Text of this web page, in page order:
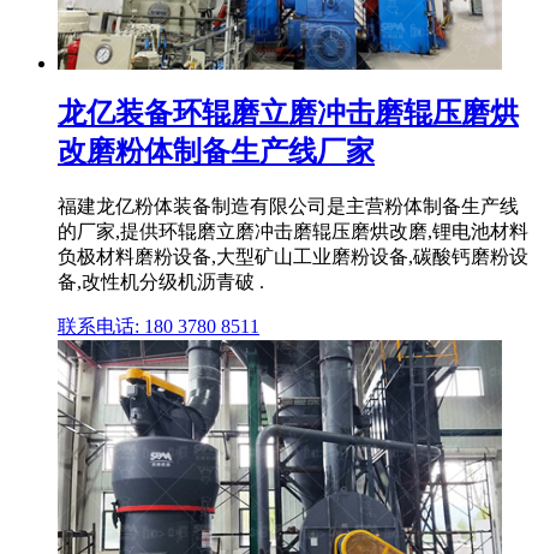
龙亿装备环辊磨立磨冲击磨辊压磨烘
改磨粉体制备生产线厂家
福建龙亿粉体装备制造有限公司是主营粉体制备生产线
的厂家,提供环辊磨立磨冲击磨辊压磨烘改磨,锂电池材料
负极材料磨粉设备,大型矿山工业磨粉设备,碳酸钙磨粉设
备,改性机分级机沥青破 .
联系电话: 180 3780 8511